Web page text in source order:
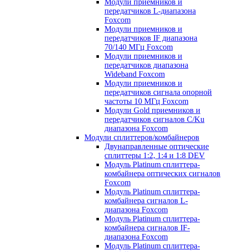
Модули приемников и
передатчиков L-диапазона
Foxcom
Модули приемников и
передатчиков IF диапазона
70/140 МГц Foxcom
Модули приемников и
передатчиков диапазона
Wideband Foxcom
Модули приемников и
передатчиков сигнала опорной
частоты 10 МГц Foxcom
Модули Gold приемников и
передатчиков сигналов C/Ku
диапазона Foxcom
Модули сплиттеров/комбайнеров
Двунаправленные оптические
сплиттеры 1:2, 1:4 и 1:8 DEV
Модуль Platinum cплиттера-
комбайнера оптических сигналов
Foxcom
Модуль Platinum сплиттера-
комбайнера сигналов L-
диапазона Foxcom
Модуль Platinum сплиттера-
комбайнера сигналов IF-
диапазона Foxcom
Модуль Platinum сплиттера-